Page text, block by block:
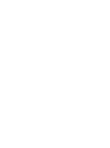
standard
1500s, when an